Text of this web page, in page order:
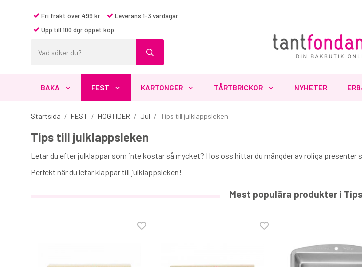
Fri frakt över 499 kr
Leverans 1-3 vardagar
Upp till 100 dgr öppet köp
BAKA FEST KARTONGER TÅRTBRICKOR NYHETER
Startsida / FEST / HÖGTIDER / Jul / Tips till julklappsleken
Tips till julklappsleken
Letar du efter julklappar som inte kostar så mycket? Hos oss hittar du mängder av roliga presenter
Perfekt när du letar klappar till julklappsleken!
Mest populära produkter i